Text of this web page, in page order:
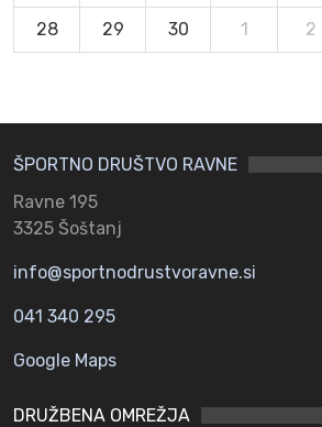
28 29 30 1 2
ŠPORTNO DRUŠTVO RAVNE
Ravne 195
3325 Šoštanj
info@sportnodrustvoravne.si
041 340 295
Google Maps
DRUŽBENA OMREŽJA